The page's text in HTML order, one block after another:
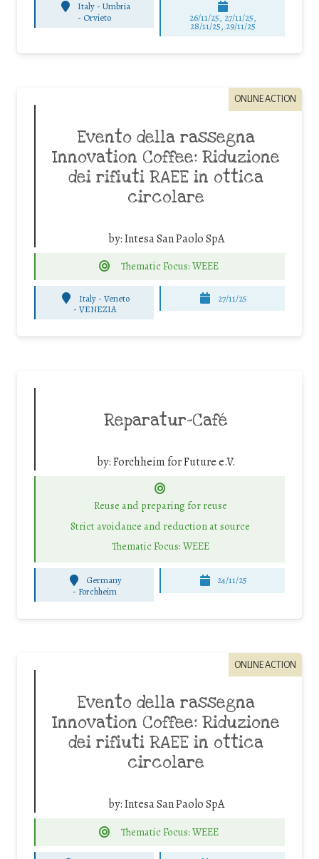
Italy - Umbria
- Orvieto 26/11/25, 27/11/25,
28/11/25, 29/11/25
ONLINE ACTION
Evento della rassegna
Innovation Coffee: Riduzione
dei rifiuti RAEE in ottica
circolare
by:Intesa San Paolo SpA
Thematic Focus: WEEE
Italy - Veneto
- VENEZIA
27/11/25
Reparatur-Café
by:Forchheim for Future e.V.
Reuse and preparing for reuse
Strict avoidance and reduction at source
Thematic Focus: WEEE
Germany
- Forchheim
24/11/25
ONLINE ACTION
Evento della rassegna
Innovation Coffee: Riduzione
dei rifiuti RAEE in ottica
circolare
by:Intesa San Paolo SpA
Thematic Focus: WEEE